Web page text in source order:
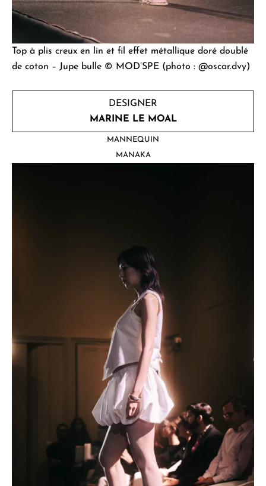
Top à plis creux en lin et fil effet métallique doré doublé
de coton – Jupe bulle © MOD’SPE (photo : @oscar.dvy)
DESIGNER
MARINE LE MOAL
MANNEQUIN
MANAKA